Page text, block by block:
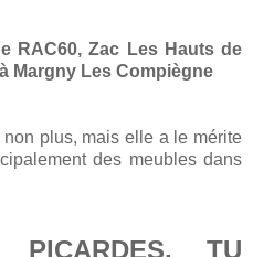
RAC60, Zac Les Hauts de
Margny Les Compiègne
plus, mais elle a le mérite
des meubles dans
PICARDES, TU